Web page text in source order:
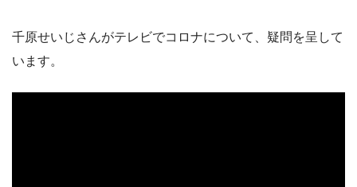
千原せいじさんがテレビでコロナについて、疑問を呈して
います。